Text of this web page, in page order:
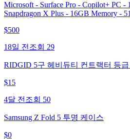
Microsoft - Surface Pro - Copilot+ PC -
Snapdragon X Plus - 16GB Memory - 51
$500
18일 전 조회 29
RIDGID 5구 헤비듀티 컨트랙터 등급
$15
4달 전 조회 50
Samsung Z Fold 5 투명 케이스
$0